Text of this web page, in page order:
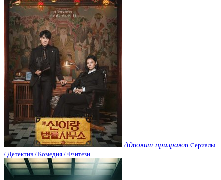
Адвокат призраков Сериалы
/ Детектив / Комедия / Фэнтези